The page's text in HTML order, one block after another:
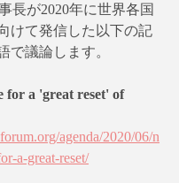
長が2020年に世界各国
けて発信した以下の記
で議論します。
for a 'great reset' of
agenda/2020/06/n
a-great-reset/